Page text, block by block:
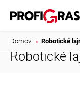
Domov Robotické
Robotické